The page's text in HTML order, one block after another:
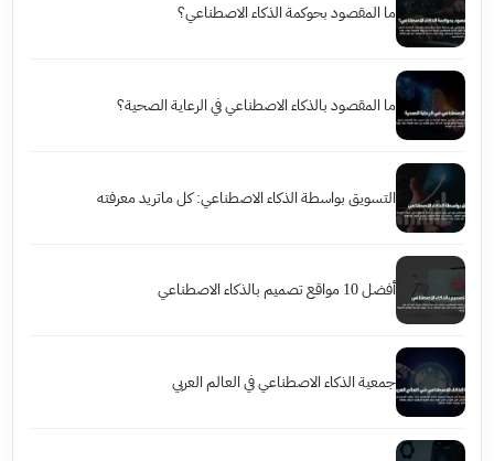
ما المقصود بحوكمة الذكاء الاصطناعي؟
ما المقصود بالذكاء الاصطناعي في الرعاية الصحية؟
التسويق بواسطة الذكاء الاصطناعي: كل ماتريد معرفته
أفضل 10 مواقع تصميم بالذكاء الاصطناعي
جمعية الذكاء الاصطناعي في العالم العربي